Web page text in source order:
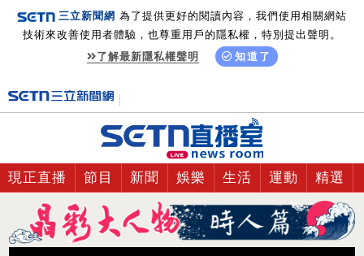
三立新聞網 為了提供更好的閱讀內容，我們使用相關網站
技術來改善使用者體驗，也尊重用戶的隱私權，特別提出聲明。
了解最新隱私權聲明
知道了
現正直播 節目 新聞 娛樂 生活 運動 精選